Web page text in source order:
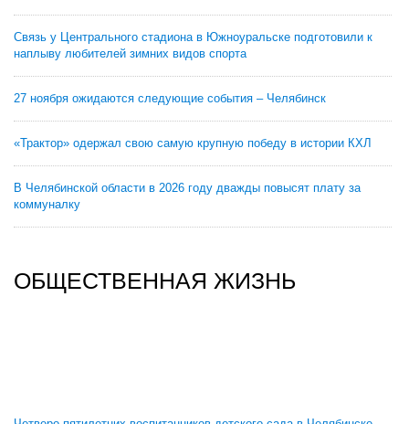
Связь у Центрального стадиона в Южноуральске подготовили к
наплыву любителей зимних видов спорта
27 ноября ожидаются следующие события – Челябинск
«Трактор» одержал свою самую крупную победу в истории КХЛ
В Челябинской области в 2026 году дважды повысят плату за
коммуналку
ОБЩЕСТВЕННАЯ ЖИЗНЬ